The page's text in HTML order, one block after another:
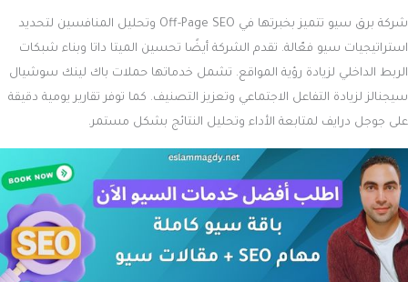
شركة برق سيو تتميز بخبرتها في Off-Page SEO وتحليل المنافسين لتحديد
استراتيجيات سيو فعّالة. تقدم الشركة أيضًا تحسين الميتا داتا وبناء شبكات
الربط الداخلي لزيادة رؤية المواقع. تشمل خدماتها حملات باك لينك سوشيال
سيجنالز لزيادة التفاعل الاجتماعي وتعزيز التصنيف. كما توفر تقارير يومية دقيقة
على جوجل درايف لمتابعة الأداء وتحليل النتائج بشكل مستمر.